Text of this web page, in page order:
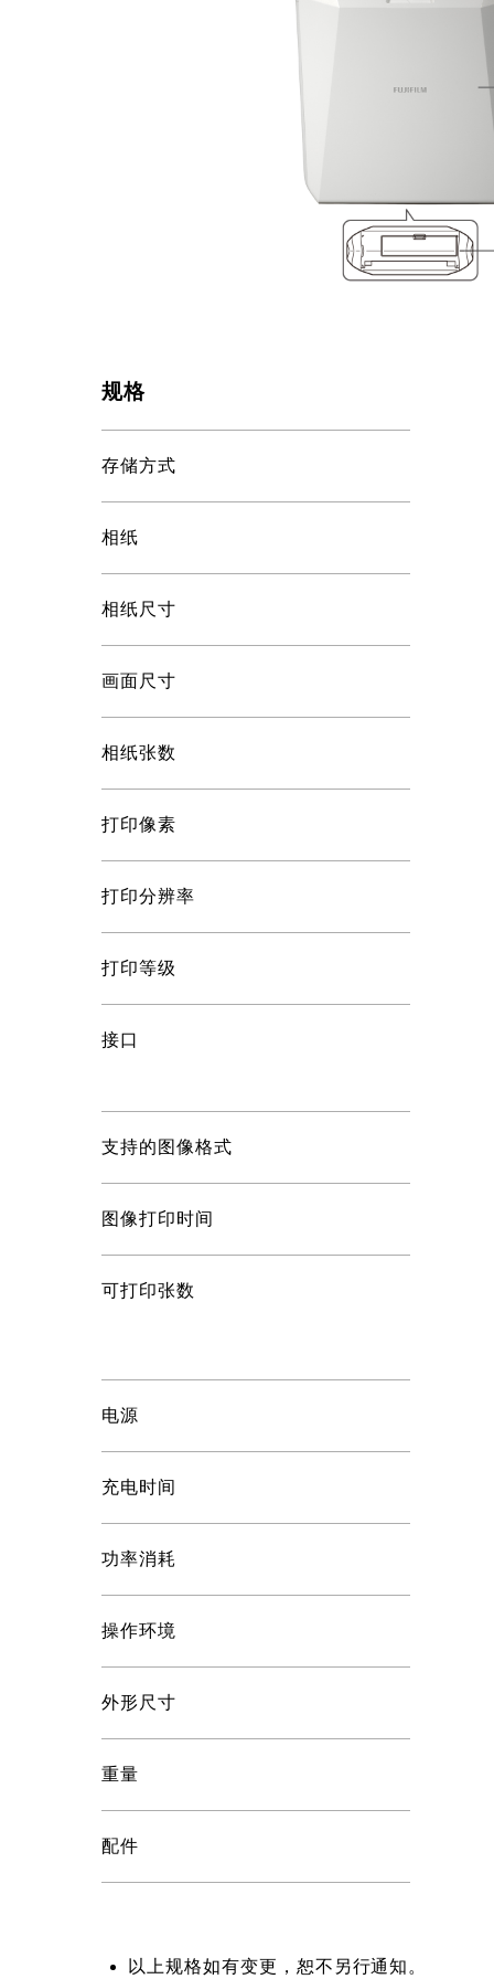
规格
存储方式
相纸
相纸尺寸
画面尺寸
相纸张数
打印像素
打印分辨率
打印等级
接口
支持的图像格式
图像打印时间
可打印张数
电源
充电时间
功率消耗
操作环境
外形尺寸
重量
配件
以上规格如有变更，恕不另行通知。